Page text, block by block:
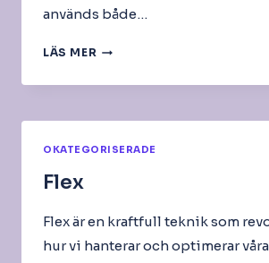
används både…
LÄS MER FDM-
OKATEGORISERADE
Flex
Flex är en kraftfull teknik som
hur vi hanterar och optimerar